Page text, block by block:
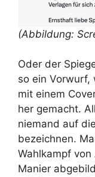
(Abbildung:
Oder der
so ein Vorwurf,
mit einem
her gemacht.
niemand auf
bezeichnen.
Wahlkampf
Manier